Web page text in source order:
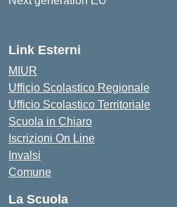
Link Esterni
MIUR
Ufficio Scolastico Regionale
Ufficio Scolastico Territoriale
Scuola in Chiaro
Iscrizioni On Line
Invalsi
Comune
La Scuola